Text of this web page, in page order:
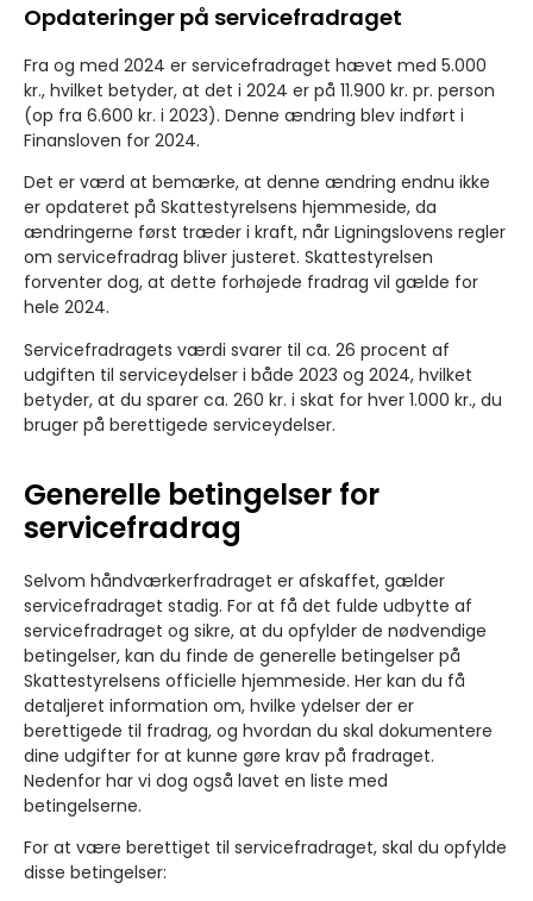
Opdateringer på servicefradraget
Fra og med 2024 er servicefradraget hævet med 5.000
kr., hvilket betyder, at det i 2024 er på 11.900 kr. pr. person
(op fra 6.600 kr. i 2023). Denne ændring blev indført i
Finansloven for 2024.
Det er værd at bemærke, at denne ændring endnu ikke
er opdateret på Skattestyrelsens hjemmeside, da
ændringerne først træder i kraft, når Ligningslovens regler
om servicefradrag bliver justeret. Skattestyrelsen
forventer dog, at dette forhøjede fradrag vil gælde for
hele 2024.
Servicefradragets værdi svarer til ca. 26 procent af
udgiften til serviceydelser i både 2023 og 2024, hvilket
betyder, at du sparer ca. 260 kr. i skat for hver 1.000 kr., du
bruger på berettigede serviceydelser.
Generelle betingelser for
servicefradrag
Selvom håndværkerfradraget er afskaffet, gælder
servicefradraget stadig. For at få det fulde udbytte af
servicefradraget og sikre, at du opfylder de nødvendige
betingelser, kan du finde de generelle betingelser på
Skattestyrelsens officielle hjemmeside. Her kan du få
detaljeret information om, hvilke ydelser der er
berettigede til fradrag, og hvordan du skal dokumentere
dine udgifter for at kunne gøre krav på fradraget.
Nedenfor har vi dog også lavet en liste med
betingelserne.
For at være berettiget til servicefradraget, skal du opfylde
disse betingelser: